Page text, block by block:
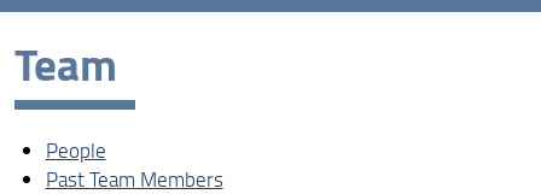
Team
People
Past Team Members
People
Past Team Members